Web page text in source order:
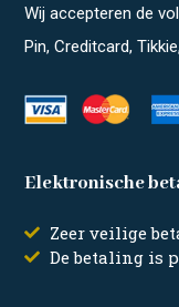
Wij accepteren de
Pin, Creditcard,
Elektronische
Zeer veilige
De betaling is